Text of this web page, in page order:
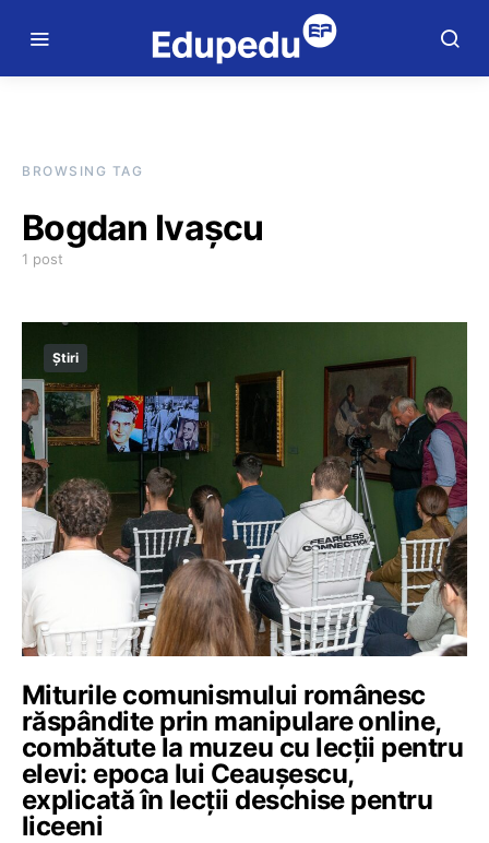
BROWSING TAG
Bogdan Ivașcu
1 post
Știri
Miturile comunismului românesc
răspândite prin manipulare online,
combătute la muzeu cu lecţii pentru
elevi: epoca lui Ceauşescu,
explicată în lecții deschise pentru
liceeni